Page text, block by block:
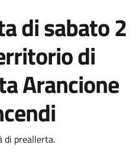
di sabato 2
di
Arancione
di preallerta.